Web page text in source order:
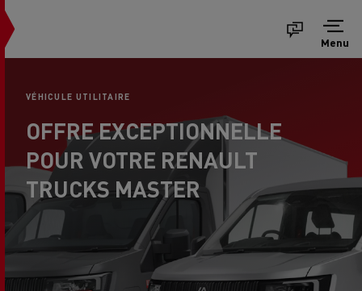
Menu
VÉHICULE UTILITAIRE
OFFRE EXCEPTIONNELLE
POUR VOTRE RENAULT
TRUCKS MASTER